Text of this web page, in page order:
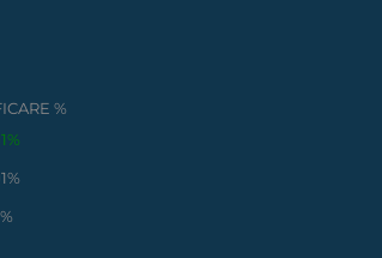
%
%
%
%